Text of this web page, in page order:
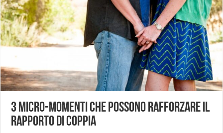
3 micro-momenti che possono rafforzare il
rapporto di coppia